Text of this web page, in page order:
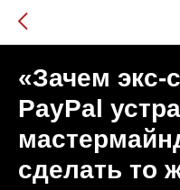
«Зачем экс-
PayPal
сделать то